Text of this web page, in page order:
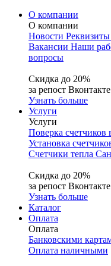
О компании
О компании
Новости Реквизиты
Вакансии Наши
вопросы
Скидка до 20%
за репост Вконтакте
Узнать больше
Услуги
Услуги
Поверка счетчиков
Установка
Счетчики тепла
Скидка до 20%
за репост Вконтакте
Узнать больше
Каталог
Оплата
Оплата
Банковскими
Оплата наличными